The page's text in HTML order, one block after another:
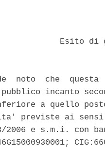
Esito
noto  che  questa
pubblico incanto
a quello
previste ai
2006 e s.m.i. con